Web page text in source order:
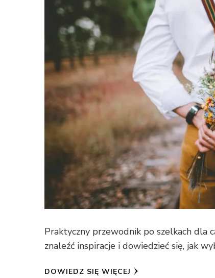
Praktyczny przewodnik po szelkach dla
znaleźć inspiracje i dowiedzieć się, jak
DOWIEDZ SIĘ WIĘCEJ